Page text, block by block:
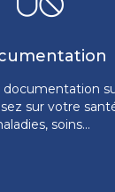
documentation
sur votre
soins...